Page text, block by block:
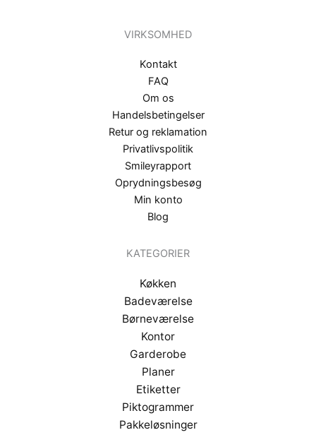
VIRKSOMHED
Kontakt
FAQ
Om os
Handelsbetingelser
Retur og reklamation
Privatlivspolitik
Smileyrapport
Oprydningsbesøg
Min konto
Blog
KATEGORIER
Køkken
Badeværelse
Børneværelse
Kontor
Garderobe
Planer
Etiketter
Piktogrammer
Pakkeløsninger